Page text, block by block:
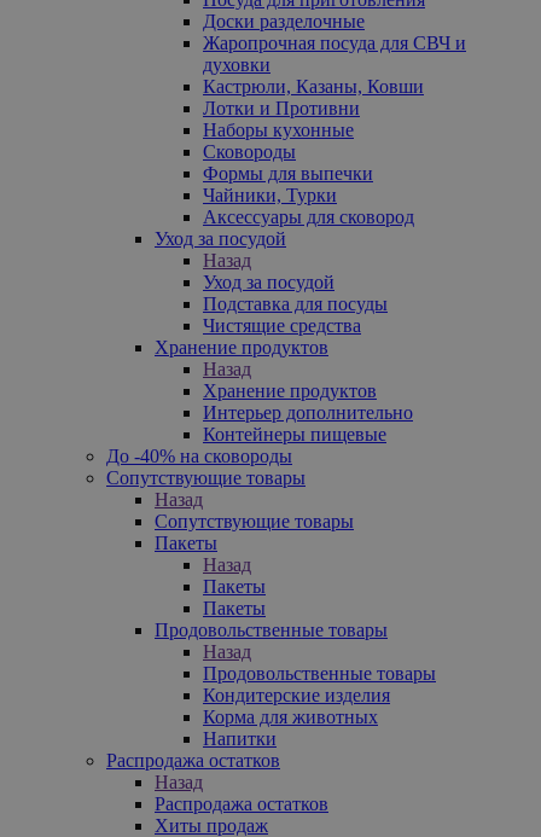
Доски разделочные
Жаропрочная посуда для СВЧ и
духовки
Кастрюли, Казаны, Ковши
Лотки и Противни
Наборы кухонные
Сковороды
Формы для выпечки
Чайники, Турки
Аксессуары для сковород
Уход за посудой
Назад
Уход за посудой
Подставка для посуды
Чистящие средства
Хранение продуктов
Назад
Хранение продуктов
Интерьер дополнительно
Контейнеры пищевые
До -40% на сковороды
Сопутствующие товары
Назад
Сопутствующие товары
Пакеты
Назад
Пакеты
Пакеты
Продовольственные товары
Назад
Продовольственные товары
Кондитерские изделия
Корма для животных
Напитки
Распродажа остатков
Назад
Распродажа остатков
Хиты продаж